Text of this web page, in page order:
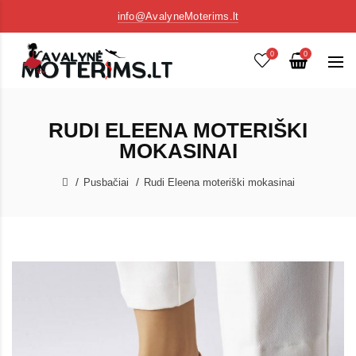
info@AvalyneMoterims.lt
0 0
RUDI ELEENA MOTERIŠKI
MOKASINAI
Pusbačiai Rudi Eleena moteriški mokasinai